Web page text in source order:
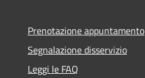
Prenotazione appuntamento
Segnalazione disservizio
Leggi le FAQ